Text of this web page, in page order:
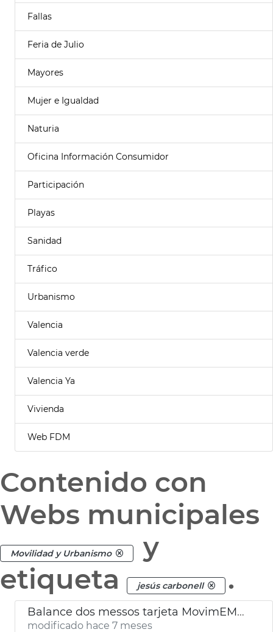
Fallas
Feria de Julio
Mayores
Mujer e Igualdad
Naturia
Oficina Información Consumidor
Participación
Playas
Sanidad
Tráfico
Urbanismo
Valencia
Valencia verde
Valencia Ya
Vivienda
Web FDM
Contenido con
Webs municipales
Movilidad y Urbanismo
y
etiqueta
jesús carbonell .
Balance dos messos tarjeta MovimEMT València
modificado hace 7 meses